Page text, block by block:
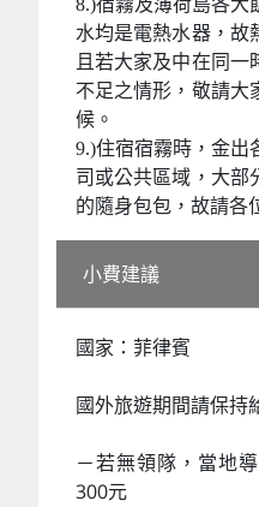
8.)宿霧及薄荷島各大
水均是電熱水器，故
且若大家及中在同
不足之情形，敬請大
候。
9.)住宿宿霧時，金出
司或公共區域，大部
的隨身包包，故請各
小費建議
國家：菲律賓
國外旅遊期間請保持
－若無領隊，當地
300元